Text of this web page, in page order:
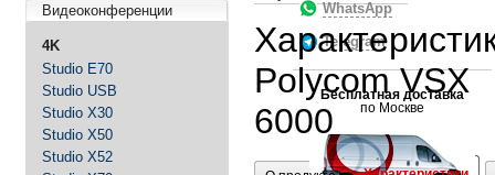
Видеоконференции
4K
Studio E70
Studio USB
Studio X30
Studio X50
Studio X52
WhatsApp
Telegram
Бесплатная доставка
по Москве
Polycom VSX
6000